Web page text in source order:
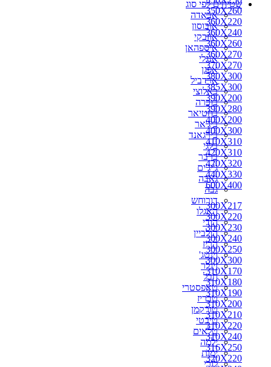
שטיחים לפי סוג
אבאדה
אובוסון
אוזבקי
איספהאן
אנגלי
אפגן
ארדביל
באלוצי
בוכרה
בחטיאר
ביג'אר
בירגאנד
בלגי
ברבר
ג'יג'ים
גאבה
גבה
דורוחש
האגלו
הודי
הולביין
הריז
וינטג'
זיגלר
חבל
טאפסטרי
טבריז
טורקמן
טיבטי
טלאים
ילמה
ימות
לורי
350X260
360X220
360X240
360X260
360X270
370X270
380X300
385X300
390X200
390X280
400X200
400X300
410X310
420X310
420X320
440X330
600X400
300X217
300X220
300X230
300X240
300X250
300X300
310X170
310X180
310X190
310X200
310X210
310X220
310X240
316X250
320X220
270X150
270X160
270X170
270X200
280X160
280X180
280X200
290X180
300X180
310X190
310X210
350X250